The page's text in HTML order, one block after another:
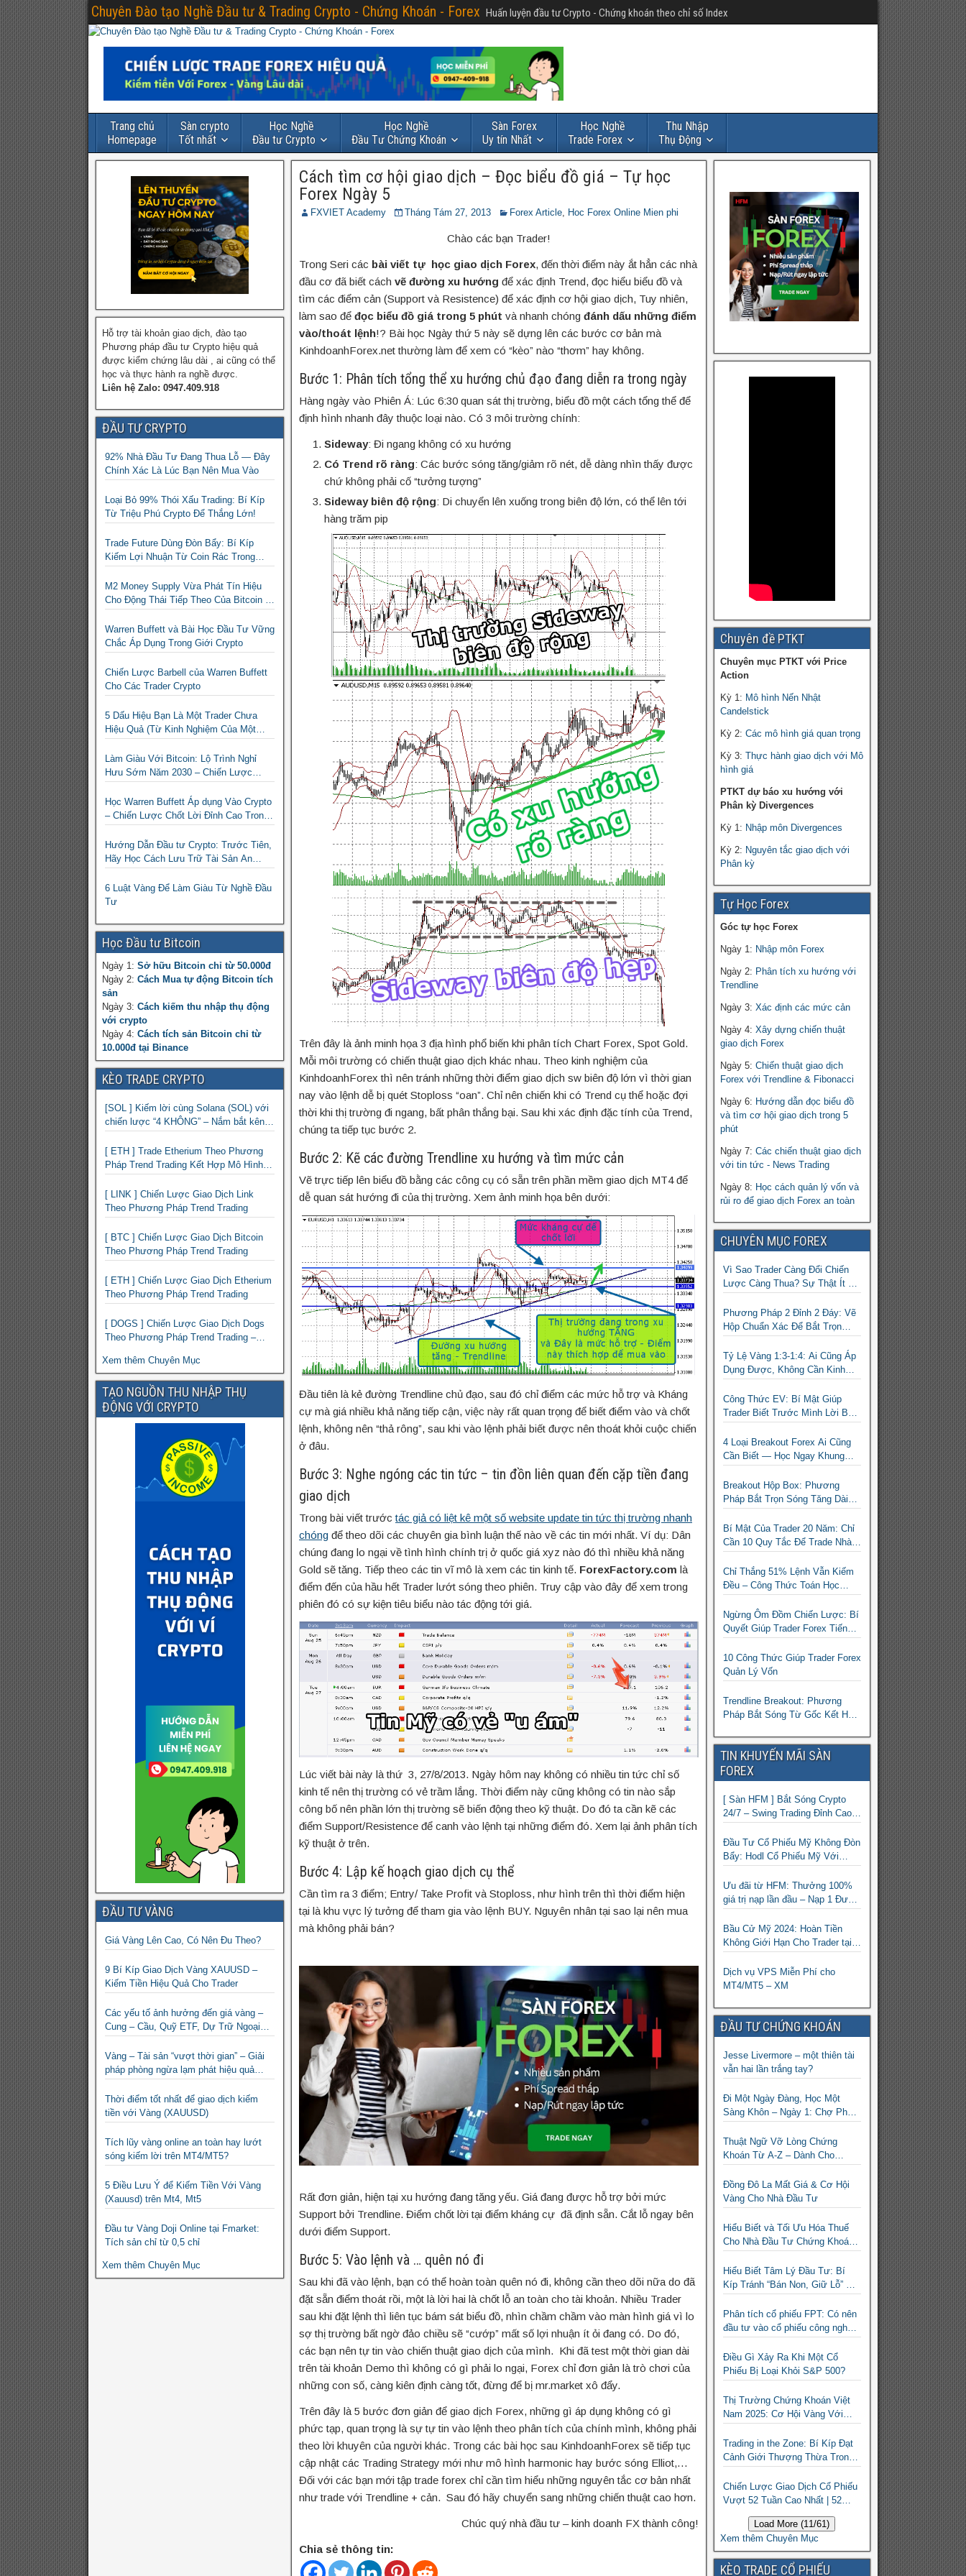
Chuyên Đào tạo Nghề Đầu tư & Trading Crypto - Chứng Khoán - Forex Huấn luyện đầu tư Crypto - Chứng khoán theo chỉ số Index
Trang chủ
Homepage
Sàn crypto
Tốt nhất
Học Nghề
Đầu tư Crypto
Học Nghề
Đầu Tư Chứng Khoán
Sàn Forex
Uy tín Nhất
Học Nghề
Trade Forex
Thu Nhập
Thụ Động
Cách tìm cơ hội giao dịch – Đọc biểu đồ giá – Tự học
Forex Ngày 5
FXVIET Academy Tháng Tám 27, 2013 Forex Article, Hoc Forex Online Mien phi
Chào các bạn Trader!
Trong Seri các bài viết tự học giao dịch Forex, đến thời điểm này ắt hẳn các nhà
đầu cơ đã biết cách vẽ đường xu hướng để xác định Trend, đọc hiểu biểu đồ và
tìm các điểm cản (Support và Resistence) để xác định cơ hội giao dịch, Tuy nhiên,
làm sao để đọc biểu đồ giá trong 5 phút và nhanh chóng đánh dấu những điểm
vào/thoát lệnh!? Bài học Ngày thứ 5 này sẽ dựng lên các bước cơ bản mà
KinhdoanhForex.net thường làm để xem có “kèo” nào “thơm” hay không.
Bước 1: Phân tích tổng thể xu hướng chủ đạo đang diễn ra trong ngày
Hàng ngày vào Phiên Á: Lúc 6:30 quan sát thị trường, biểu đồ một cách tổng thể để
định hình nhanh đây thuộc loại nào. Có 3 môi trường chính:
Sideway: Đi ngang không có xu hướng
Có Trend rõ ràng: Các bước sóng tăng/giảm rõ nét, dễ dàng nhìn thấy được
chứ không phải cố “tưởng tượng”
Sideway biên độ rộng: Di chuyển lên xuống trong biên độ lớn, có thể lên tới
hàng trăm pip
Trên đây là ảnh minh họa 3 địa hình phổ biến khi phân tích Chart Forex, Spot Gold.
Mỗi môi trường có chiến thuật giao dịch khác nhau. Theo kinh nghiệm của
KinhdoanhForex thì nên tránh những thời điểm giao dịch sw biên độ lớn vì thời gian
nay vào lệnh dễ bị quét Stoploss “oan”. Chỉ nên chiến khi có Trend cụ thể hoặc đợi
thời khi thị trường đi ngang, bất phân thắng bại. Sau khi xác định đặc tính của Trend,
chúng ta tiếp tục bước 2.
Bước 2: Kẽ các đường Trendline xu hướng và tìm mức cản
Vẽ trực tiếp lên biểu đồ bằng các công cụ có sẵn trên phần mềm giao dịch MT4 để
dễ quan sát hướng đi của thị trường. Xem ảnh minh họa bên dưới:
Đầu tiên là kẻ đường Trendline chủ đạo, sau đó chỉ điểm các mức hỗ trợ và Kháng
cự mà giá nhiều khả năng tiếp cận, việc này rất quan trọng để biết điểm vào và chốt
lệnh, không nên “thả rông”, sau khi vào lệnh phải biết được nên thoát khỏi cuộc chiến
ở đâu.
Bước 3: Nghe ngóng các tin tức – tin đồn liên quan đến cặp tiền đang
giao dịch
Trong bài viết trướctác giả có liệt kê một số website update tin tức thị trường nhanh
chóng để theo dõi các chuyên gia bình luận thế nào về các tin mới nhất. Ví dụ: Dân
chúng đang lo ngại về tình hình chính trị ở quốc giá xyz nào đó thì nhiều khả năng
Gold sẽ tăng. Tiếp theo các tin vĩ mô là xem các tin kinh tế. ForexFactory.com là
điểm đến của hầu hết Trader lướt sóng theo phiên. Truy cập vào đây để xem trong
phiên đó có sự kiện tiêu biểu nào tác động tới giá.
Lúc viết bài này là thứ 3, 27/8/2013. Ngày hôm nay không có nhiều tin tức chỉ số
kinh tế nên thị trường có vẻ trầm lắng. Thời điểm này cũng không có tin nào sắp
công bố nên phần lớn thị trường sẽ biến động theo kỹ thuật. Do đó ta cần kẽ các
điểm Support/Resistence để canh vào lệnh tại những điểm đó. Xem lại ảnh phân tích
kỹ thuật ở trên.
Bước 4: Lập kế hoạch giao dịch cụ thể
Cần tìm ra 3 điểm; Entry/ Take Profit và Stoploss, như hình trên thì thời điểm hiện
tại là khu vực lý tưởng để tham gia vào lệnh BUY. Nguyên nhân tại sao lại nên mua
mà không phải bán?
Rất đơn giản, hiện tại xu hướng đang tăng yếu. Giá đang được hỗ trợ bởi mức
Support bởi Trendline. Điểm chốt lời tại điểm kháng cự đã định sẵn. Cắt lỗ ngay bên
dưới điểm Support.
Bước 5: Vào lệnh và … quên nó đi
Sau khi đã vào lệnh, bạn có thể hoàn toàn quên nó đi, không cần theo dõi nữa do đã
đặt sẵn điểm thoát rồi, một là lời hai là chốt lỗ an toàn cho tài khoản. Nhiều Trader
sau khi đặt lệnh thì liên tục bám sát biểu đồ, nhìn chầm chầm vào màn hình giá vì lo
sợ thị trường bất ngờ đảo chiều sẽ “cướp” mất số lợi nhuận ít ỏi đang có. Do đó,
các bạn nên tự tin vào chiến thuật giao dịch của mình. Khi đã test một thời gian dài
trên tài khoản Demo thì không có gì phải lo ngại, Forex chỉ đơn giản là trò chơi của
những con số, càng kiên định càng tốt, đừng để bị mr.market xô đẩy.
Trên đây là 5 bước đơn giản để giao dịch Forex, những gì áp dụng không có gì
phức tạp, quan trọng là sự tự tin vào lệnh theo phân tích của chính mình, không phải
theo lời khuyên của người khác. Trong các bài học sau KinhdoanhForex sẽ tiếp tục
cập nhật các Trading Strategy mới như mô hình harmonic hay bước sóng Elliot,…
Đối với các bạn mới tập trade forex chỉ cần tìm hiểu những nguyên tắc cơ bản nhất
như trade với Trendline + cản. Sau đó hãy chuyển sang những chiến thuật cao hơn.
Chúc quý nhà đầu tư – kinh doanh FX thành công!
Chia sẻ thông tin:
Hỗ trợ tài khoản giao dịch, đào tạo
Phương pháp đầu tư Crypto hiệu quả
được kiểm chứng lâu dài , ai cũng có thể
học và thực hành ra nghề được.
Liên hệ Zalo: 0947.409.918
ĐẦU TƯ CRYPTO
92% Nhà Đầu Tư Đang Thua Lỗ — Đây
Chính Xác Là Lúc Bạn Nên Mua Vào
Loại Bỏ 99% Thói Xấu Trading: Bí Kíp
Từ Triệu Phú Crypto Để Thắng Lớn!
Trade Future Dùng Đòn Bẩy: Bí Kíp
Kiếm Lợi Nhuận Từ Coin Rác Trong
Khống
M2 Money Supply Vừa Phát Tín Hiệu
Cho Động Thái Tiếp Theo Của Bitcoin —
Warren Buffett và Bài Học Đầu Tư Vững
Chắc Áp Dụng Trong Giới Crypto
Chiến Lược Barbell của Warren Buffett
Cho Các Trader Crypto
5 Dấu Hiệu Bạn Là Một Trader Chưa
Hiệu Quả (Từ Kinh Nghiệm Của Một
Làm Giàu Với Bitcoin: Lộ Trình Nghỉ
Hưu Sớm Năm 2030 – Chiến Lược
Học Warren Buffett Áp dụng Vào Crypto
– Chiến Lược Chốt Lời Đỉnh Cao Trong
Hướng Dẫn Đầu tư Crypto: Trước Tiên,
Hãy Học Cách Lưu Trữ Tài Sản An
6 Luật Vàng Để Làm Giàu Từ Nghề Đầu
Tư
Học Đầu tư Bitcoin
Ngày 1: Sở hữu Bitcoin chỉ từ 50.000đ
Ngày 2: Cách Mua tự động Bitcoin tích
sản
Ngày 3: Cách kiếm thu nhập thụ động
với crypto
Ngày 4: Cách tích sản Bitcoin chỉ từ
10.000đ tại Binance
KÈO TRADE CRYPTO
[SOL ] Kiếm lời cùng Solana (SOL) với
chiến lược “4 KHÔNG” – Nắm bắt kênh
[ ETH ] Trade Etherium Theo Phương
Pháp Trend Trading Kết Hợp Mô Hình
[ LINK ] Chiến Lược Giao Dịch Link
Theo Phương Pháp Trend Trading
[ BTC ] Chiến Lược Giao Dịch Bitcoin
Theo Phương Pháp Trend Trading
[ ETH ] Chiến Lược Giao Dịch Etherium
Theo Phương Pháp Trend Trading
[ DOGS ] Chiến Lược Giao Dịch Dogs
Theo Phương Pháp Trend Trading –
Xem thêm Chuyên Mục
TẠO NGUỒN THU NHẬP THỤ
ĐỘNG VỚI CRYPTO
ĐẦU TƯ VÀNG
Giá Vàng Lên Cao, Có Nên Đu Theo?
9 Bí Kíp Giao Dịch Vàng XAUUSD –
Kiếm Tiền Hiệu Quả Cho Trader
Các yếu tố ảnh hưởng đến giá vàng –
Cung – Cầu, Quỹ ETF, Dự Trữ Ngoại
Vàng – Tài sản “vượt thời gian” – Giải
pháp phòng ngừa lạm phát hiệu quả
Thời điểm tốt nhất để giao dịch kiếm
tiền với Vàng (XAUUSD)
Tích lũy vàng online an toàn hay lướt
sóng kiếm lời trên MT4/MT5?
5 Điều Lưu Ý để Kiếm Tiền Với Vàng
(Xauusd) trên Mt4, Mt5
Đầu tư Vàng Doji Online tại Fmarket:
Tích sản chỉ từ 0,5 chỉ
Xem thêm Chuyên Mục
Chuyên đề PTKT
Chuyên mục PTKT với Price
Action
Kỳ 1: Mô hình Nến Nhật
Candelstick
Kỳ 2: Các mô hình giá quan trọng
Kỳ 3: Thực hành giao dịch với Mô
hình giá
PTKT dự báo xu hướng với
Phân kỳ Divergences
Kỳ 1: Nhập môn Divergences
Kỳ 2: Nguyên tắc giao dịch với
Phân kỳ
Tự Học Forex
Góc tự học Forex
Ngày 1: Nhập môn Forex
Ngày 2: Phân tích xu hướng với
Trendline
Ngày 3: Xác định các mức cản
Ngày 4: Xây dựng chiến thuật
giao dịch Forex
Ngày 5: Chiến thuật giao dịch
Forex với Trendline & Fibonacci
Ngày 6: Hướng dẫn đọc biểu đồ
và tìm cơ hội giao dịch trong 5
phút
Ngày 7: Các chiến thuật giao dịch
với tin tức - News Trading
Ngày 8: Học cách quản lý vốn và
rủi ro để giao dịch Forex an toàn
CHUYÊN MỤC FOREX
Vì Sao Trader Càng Đổi Chiến
Lược Càng Thua? Sự Thật Ít Ai
Phương Pháp 2 Đỉnh 2 Đáy: Vẽ
Hộp Chuẩn Xác Để Bắt Trọn
Tỷ Lệ Vàng 1:3-1:4: Ai Cũng Áp
Dụng Được, Không Cần Kinh
Công Thức EV: Bí Mật Giúp
Trader Biết Trước Mình Lời Bao
4 Loại Breakout Forex Ai Cũng
Cần Biết — Học Ngay Khung
Vẫn Ăn Tiền
Breakout Hộp Box: Phương
Pháp Bắt Trọn Sóng Tăng Dài
Bí Mật Của Trader 20 Năm: Chỉ
Cần 10 Quy Tắc Để Trade Nhàn
Chỉ Thắng 51% Lệnh Vẫn Kiếm
Đều – Công Thức Toán Học
Thắng Nhiều Lệnh
Ngừng Ôm Đồm Chiến Lược: Bí
Quyết Giúp Trader Forex Tiến
10 Công Thức Giúp Trader Forex
Quản Lý Vốn
Trendline Breakout: Phương
Pháp Bắt Sóng Từ Gốc Kết Hợp
Trader Forex
TIN KHUYẾN MÃI SÀN
FOREX
[ Sàn HFM ] Bắt Sóng Crypto
24/7 – Swing Trading Đỉnh Cao
Đầu Tư Cổ Phiếu Mỹ Không Đòn
Bẩy: Hodl Cổ Phiếu Mỹ Với
Đều Đều | cổ phiếu CFD
Ưu đãi từ HFM: Thưởng 100%
giá trị nạp lần đầu – Nạp 1 Được
Ngay!
Bầu Cử Mỹ 2024: Hoàn Tiền
Không Giới Hạn Cho Trader tại
Dịch vụ VPS Miễn Phí cho
MT4/MT5 – XM
ĐẦU TƯ CHỨNG KHOÁN
Jesse Livermore – một thiên tài
vẫn hai lần trắng tay?
Đi Một Ngày Đàng, Học Một
Sàng Khôn – Ngày 1: Chợ Phố
Thuật Ngữ Vỡ Lòng Chứng
Khoán Từ A-Z – Dành Cho
Đồng Đô La Mất Giá & Cơ Hội
Vàng Cho Nhà Đầu Tư
Hiểu Biết và Tối Ưu Hóa Thuế
Cho Nhà Đầu Tư Chứng Khoán
Hiểu Biết Tâm Lý Đầu Tư: Bí
Kíp Tránh “Bán Non, Giữ Lỗ” Để
Chứng Khoán
Phân tích cổ phiếu FPT: Có nên
đầu tư vào cổ phiếu công nghệ
Điều Gì Xảy Ra Khi Một Cổ
Phiếu Bị Loại Khỏi S&P 500?
Thị Trường Chứng Khoán Việt
Nam 2025: Cơ Hội Vàng Với
Trading in the Zone: Bí Kíp Đạt
Cảnh Giới Thượng Thừa Trong
Chiến Lược Giao Dịch Cổ Phiếu
Vượt 52 Tuần Cao Nhất | 52
Week High | Stock Screener
Load More (11/61)
Xem thêm Chuyên Mục
KÈO TRADE CỔ PHIẾU